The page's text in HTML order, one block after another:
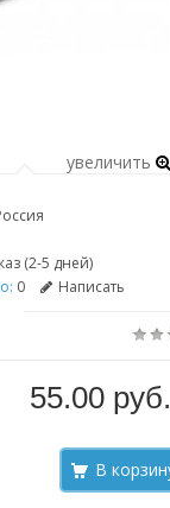
увеличить
(2-5 дней)
0 Написать
55.00 руб.